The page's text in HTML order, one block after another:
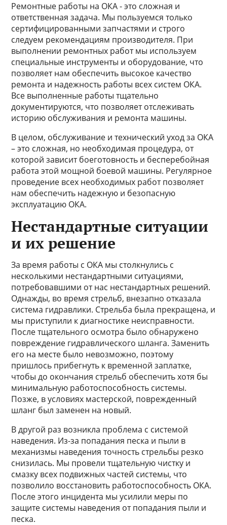
Ремонтные работы на ОКА - это сложная и
ответственная задача. Мы пользуемся только
сертифицированными запчастями и строго
следуем рекомендациям производителя. При
выполнении ремонтных работ мы используем
специальные инструменты и оборудование, что
позволяет нам обеспечить высокое качество
ремонта и надежность работы всех систем ОКА.
Все выполненные работы тщательно
документируются, что позволяет отслеживать
историю обслуживания и ремонта машины.
В целом, обслуживание и технический уход за ОКА
– это сложная, но необходимая процедура, от
которой зависит боеготовность и бесперебойная
работа этой мощной боевой машины. Регулярное
проведение всех необходимых работ позволяет
нам обеспечить надежную и безопасную
эксплуатацию ОКА.
Нестандартные ситуации
и их решение
За время работы с ОКА мы столкнулись с
несколькими нестандартными ситуациями,
потребовавшими от нас нестандартных решений.
Однажды, во время стрельб, внезапно отказала
система гидравлики. Стрельба была прекращена, и
мы приступили к диагностике неисправности.
После тщательного осмотра было обнаружено
повреждение гидравлического шланга. Заменить
его на месте было невозможно, поэтому
пришлось прибегнуть к временной заплатке,
чтобы до окончания стрельб обеспечить хотя бы
минимальную работоспособность системы.
Позже, в условиях мастерской, поврежденный
шланг был заменен на новый.
В другой раз возникла проблема с системой
наведения. Из-за попадания песка и пыли в
механизмы наведения точность стрельбы резко
снизилась. Мы провели тщательную чистку и
смазку всех подвижных частей системы, что
позволило восстановить работоспособность ОКА.
После этого инцидента мы усилили меры по
защите системы наведения от попадания пыли и
песка.